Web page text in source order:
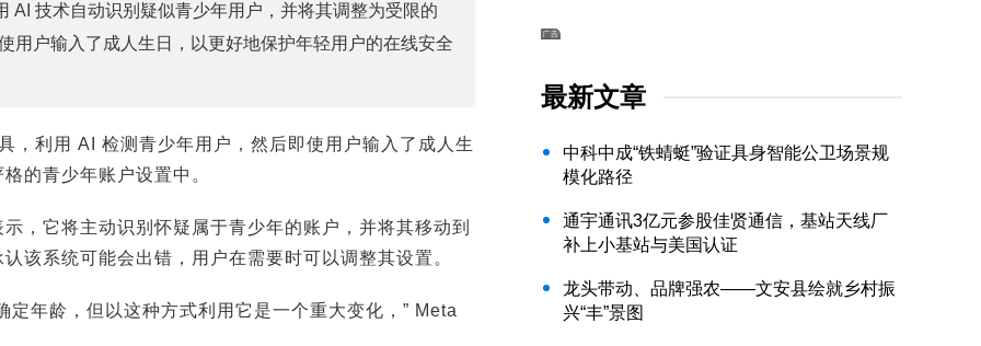
AI 技术自动识别疑似青少年用户，并将其调整为受限的
用户输入了成人生日，以更好地保护年轻用户的在线安全
，利用 AI 检测青少年用户，然后即使用户输入了成人生
的青少年账户设置中。
，它将主动识别怀疑属于青少年的账户，并将其移动到
该系统可能会出错，用户在需要时可以调整其设置。
定年龄，但以这种方式利用它是一个重大变化，” Meta
最新文章
中科中成“铁蜻蜓”验证具身智能公卫场景规
模化路径
通宇通讯3亿元参股佳贤通信，基站天线厂
补上小基站与美国认证
龙头带动、品牌强农——文安县绘就乡村振
兴“丰”景图